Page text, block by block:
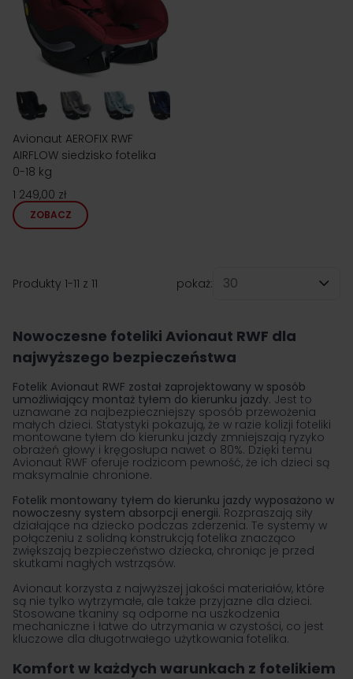
Avionaut AEROFIX RWF
AIRFLOW siedzisko fotelika
0-18 kg
1 249,00 zł
ZOBACZ
Produkty 1-11 z 11
pokaż:
Nowoczesne foteliki Avionaut RWF dla
najwyższego bezpieczeństwa
Fotelik Avionaut RWF został zaprojektowany w sposób
umożliwiający montaż tyłem do kierunku jazdy. Jest to
uznawane za najbezpieczniejszy sposób przewożenia
małych dzieci. Statystyki pokazują, że w razie kolizji foteliki
montowane tyłem do kierunku jazdy zmniejszają ryzyko
obrażeń głowy i kręgosłupa nawet o 80%. Dzięki temu
Avionaut RWF oferuje rodzicom pewność, że ich dzieci są
maksymalnie chronione.
Fotelik montowany tyłem do kierunku jazdy wyposażono w
nowoczesny system absorpcji energii. Rozpraszają siły
działające na dziecko podczas zderzenia. Te systemy w
połączeniu z solidną konstrukcją fotelika znacząco
zwiększają bezpieczeństwo dziecka, chroniąc je przed
skutkami nagłych wstrząsów.
Avionaut korzysta z najwyższej jakości materiałów, które
są nie tylko wytrzymałe, ale także przyjazne dla dzieci.
Stosowane tkaniny są odporne na uszkodzenia
mechaniczne i łatwe do utrzymania w czystości, co jest
kluczowe dla długotrwałego użytkowania fotelika.
Komfort w każdych warunkach z fotelikiem